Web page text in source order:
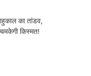
का तांडव,
किस्मत!